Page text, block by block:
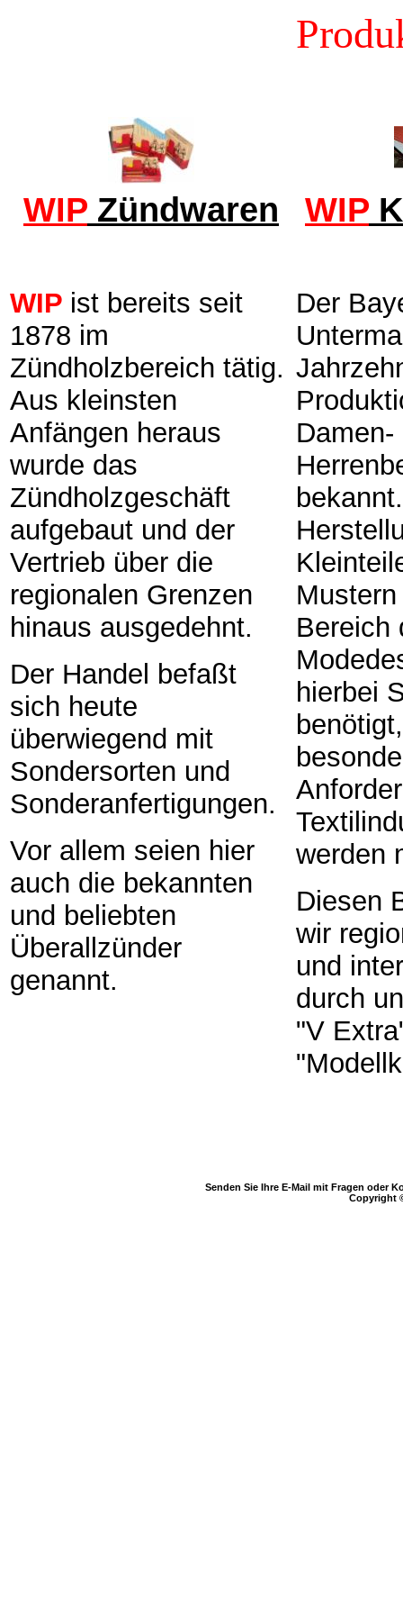
WIP Zündwaren WIP
WIP ist bereits seit
1878 im
Zündholzbereich tätig.
Aus kleinsten
Anfängen heraus
wurde das
Zündholzgeschäft
aufgebaut und der
Vertrieb über die
regionalen Grenzen
hinaus ausgedehnt.
Der Handel befaßt
sich heute
überwiegend mit
Sondersorten und
Sonderanfertigungen.
Vor allem seien hier
auch die bekannten
und beliebten
Überallzünder
genannt.
Der
Damen-
Bereich
hierbei
werden
Diesen
wir
und
durch
"V
Senden Sie Ihre E-Mail mit Fragen oder
Copyright